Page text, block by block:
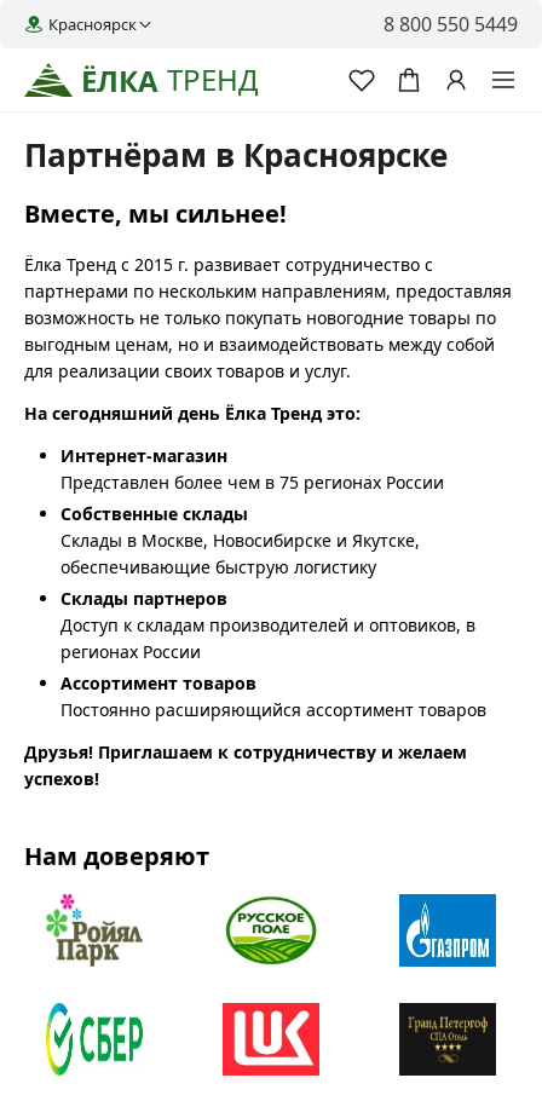
ЁЛКА ТРЕНД
Красноярск 8 800 550 5449
Партнёрам в Красноярске
Вместе, мы сильнее!
Ёлка Тренд с 2015 г. развивает сотрудничество с
партнерами по нескольким направлениям, предоставляя
возможность не только покупать новогодние товары по
выгодным ценам, но и взаимодействовать между собой
для реализации своих товаров и услуг.
На сегодняшний день Ёлка Тренд это:
Интернет-магазин
Представлен более чем в 75 регионах России
Собственные склады
Склады в Москве, Новосибирске и Якутске,
обеспечивающие быструю логистику
Склады партнеров
Доступ к складам производителей и оптовиков, в
регионах России
Ассортимент товаров
Постоянно расширяющийся ассортимент товаров
Друзья! Приглашаем к сотрудничеству и желаем
успехов!
Нам доверяют